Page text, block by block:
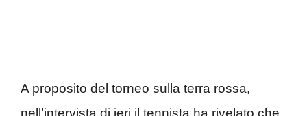
A proposito del torneo sulla terra rossa,
nell’intervista di ieri il tennista ha rivelato che